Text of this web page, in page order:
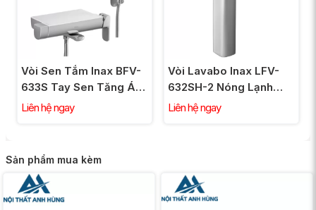
Vòi Sen Tắm Inax BFV-
633S Tay Sen Tăng Áp
Nóng Lạnh
Liên hệ ngay
Vòi Lavabo Inax LFV-
632SH-2 Nóng Lạnh
Thân Cao Gồm Nút
Liên hệ ngay
Sản phẩm mua kèm